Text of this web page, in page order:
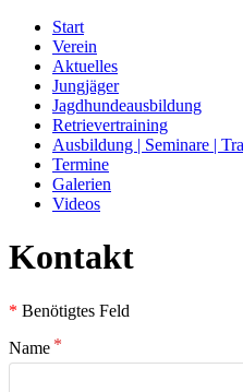
Start
Verein
Aktuelles
Jungjäger
Jagdhundeausbildung
Retrievertraining
Ausbildung | Seminare |
Termine
Galerien
Videos
Kontakt
* Benötigtes Feld
Name